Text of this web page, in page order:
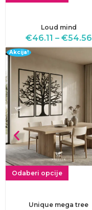
Loud mind
€46.11 – €54.56
Akcija!
Odaberi opcije
Unique mega tree